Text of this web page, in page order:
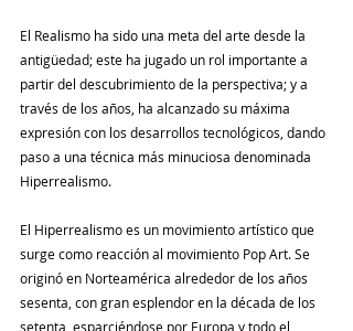
El Realismo ha sido una meta del arte desde la
antigüedad; este ha jugado un rol importante a
partir del descubrimiento de la perspectiva; y a
través de los años, ha alcanzado su máxima
expresión con los desarrollos tecnológicos, dando
paso a una técnica más minuciosa denominada
Hiperrealismo.
El Hiperrealismo es un movimiento artístico que
surge como reacción al movimiento Pop Art. Se
originó en Norteamérica alrededor de los años
sesenta, con gran esplendor en la década de los
setenta, esparciéndose por Europa y todo el